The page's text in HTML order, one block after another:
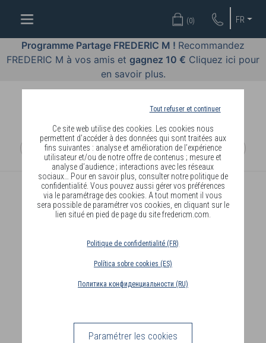
Tout refuser et continuer
Ce site web utilise des cookies. Les cookies nous
permettent d’accéder à des données qui sont traitées aux
fins suivantes : analyse et amélioration de l’expérience
utilisateur et/ou de notre offre de contenus ; mesure et
analyse d’audience ; interactions avec les réseaux
sociaux… Pour en savoir plus, consulter notre politique de
confidentialité. Vous pouvez aussi gérer vos préférences
via le paramétrage des cookies. A tout moment il vous
sera possible de paramétrer vos cookies, en cliquant sur le
lien situé en pied de page du site fredericm.com.
Politique de confidentialité (FR)
Política sobre cookies (ES)
Политика конфиденциальности (RU)
Paramétrer les cookies
FR
(0)
Programme Partage FREDERIC M ! Recommandez
FREDERIC M à vos amis et gagnez 10 € Cliquez ici pour
en savoir plus.
BIEN-
ÊTRE
PAR
BODY
COSMETIQUES
MAQUILLAGES
PARFUMS
BIJOUX